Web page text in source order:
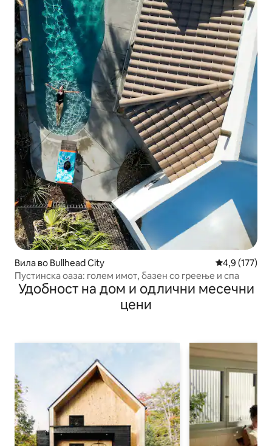
Вила во Bullhead City Просечна
4,9 (177)
Пустинска оаза: голем имот, базен со греење и спа
Удобност на дом и одлични месечни
цени